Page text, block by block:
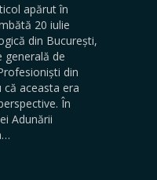
apărut în
20 iulie
din București,
generală de
din
că aceasta era
În
Adunării